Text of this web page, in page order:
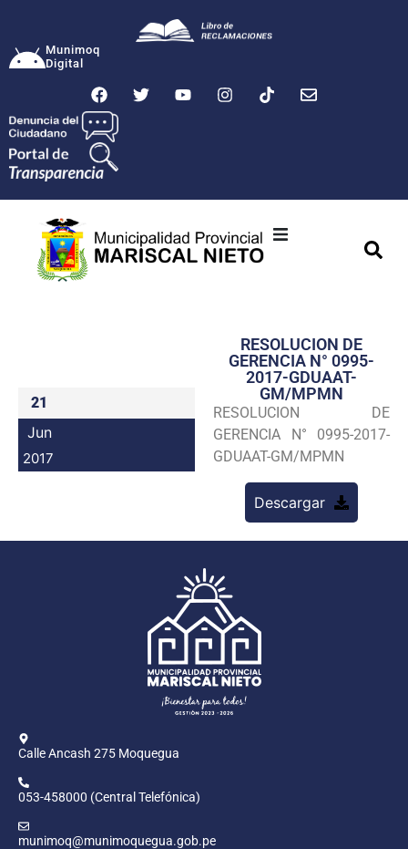
Munimoq
Digital
Transparencia
Seguridad
Programas
21
Jun
2017
RESOLUCION DE
GERENCIA N° 0995-
2017-GDUAAT-
GM/MPMN
RESOLUCION DE
GERENCIA N° 0995-2017-
GDUAAT-GM/MPMN
Descargar
Calle Ancash 275 Moquegua
053-458000 (Central Telefónica)
munimoq@munimoquegua.gob.pe